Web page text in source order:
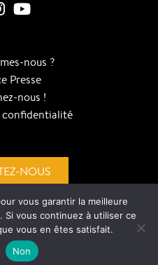
nous ?
Presse
nous !
confidentialité
NOUS
!
vous garantir la meilleure
vous continuez à utiliser ce
vous en êtes satisfait.
Non